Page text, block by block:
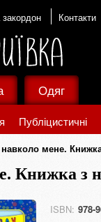
Контакти
Публіцистичні
Одяг
навколо мене.
Книжка з
ISBN: 978-